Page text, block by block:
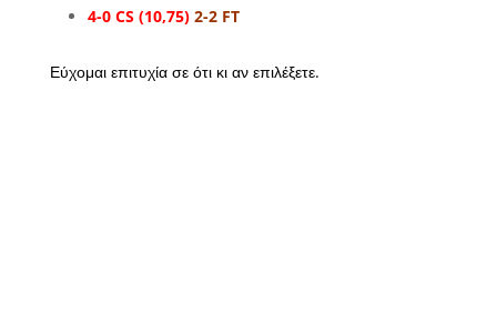
4-0 CS (10,75)2-2 FT
Εύχομαι επιτυχία σε ότι κι αν επιλέξετε.